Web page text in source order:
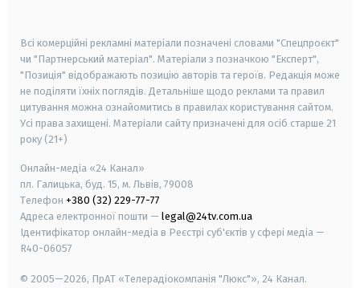
Всі комерційні рекламні матеріали позначені словами "Спецпроєкт"
чи "Партнерський матеріал". Матеріали з позначкою "Експерт",
"Позиція" відображають позицію авторів та героїв. Редакція може
не поділяти їхніх поглядів. Детальніше щодо реклами та правил
цитування можна ознайомитись в правилах користування сайтом.
Усі права захищені. Матеріали сайту призначені для осіб старше 21
року (21+)
Онлайн-медіа «24 Канал»
пл. Галицька, буд. 15, м. Львів, 79008
Телефон +380 (32) 229-77-77
Адреса електронної пошти — legal@24tv.com.ua
Ідентифікатор онлайн-медіа в Реєстрі суб'єктів у сфері медіа —
R40-06057
© 2005—2026, ПрАТ «Телерадіокомпанія "Люкс"», 24 Канал.